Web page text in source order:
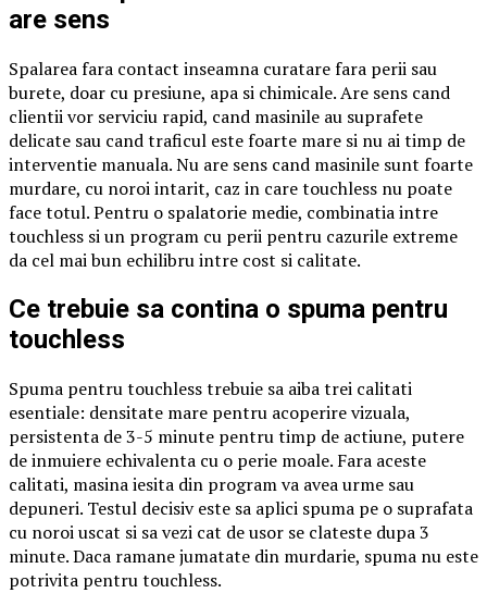
are sens
Spalarea fara contact inseamna curatare fara perii sau
burete, doar cu presiune, apa si chimicale. Are sens cand
clientii vor serviciu rapid, cand masinile au suprafete
delicate sau cand traficul este foarte mare si nu ai timp de
interventie manuala. Nu are sens cand masinile sunt foarte
murdare, cu noroi intarit, caz in care touchless nu poate
face totul. Pentru o spalatorie medie, combinatia intre
touchless si un program cu perii pentru cazurile extreme
da cel mai bun echilibru intre cost si calitate.
Ce trebuie sa contina o spuma pentru
touchless
Spuma pentru touchless trebuie sa aiba trei calitati
esentiale: densitate mare pentru acoperire vizuala,
persistenta de 3-5 minute pentru timp de actiune, putere
de inmuiere echivalenta cu o perie moale. Fara aceste
calitati, masina iesita din program va avea urme sau
depuneri. Testul decisiv este sa aplici spuma pe o suprafata
cu noroi uscat si sa vezi cat de usor se clateste dupa 3
minute. Daca ramane jumatate din murdarie, spuma nu este
potrivita pentru touchless.